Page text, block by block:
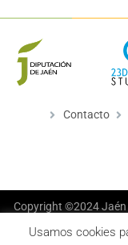
Contacto
Copyright ©2024 Jaén
Usamos cookies